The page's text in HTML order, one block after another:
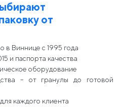
от
в Виннице с 1995 года
и паспорта качества
оборудование
– от гранулы до готовой
каждого клиента